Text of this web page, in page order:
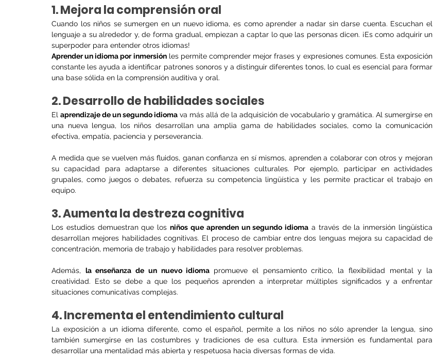
1. Mejora la comprensión oral
Cuando los niños se sumergen en un nuevo idioma, es como aprender a nadar sin darse cuenta. Escuchan el
lenguaje a su alrededor y, de forma gradual, empiezan a captar lo que las personas dicen. ¡Es como adquirir un
superpoder para entender otros idiomas!
Aprender un idioma por inmersión les permite comprender mejor frases y expresiones comunes. Esta exposición
constante les ayuda a identificar patrones sonoros y a distinguir diferentes tonos, lo cual es esencial para formar
una base sólida en la comprensión auditiva y oral.
2. Desarrollo de habilidades sociales
El aprendizaje de un segundo idioma va más allá de la adquisición de vocabulario y gramática. Al sumergirse en
una nueva lengua, los niños desarrollan una amplia gama de habilidades sociales, como la comunicación
efectiva, empatía, paciencia y perseverancia.
A medida que se vuelven más fluidos, ganan confianza en sí mismos, aprenden a colaborar con otros y mejoran
su capacidad para adaptarse a diferentes situaciones culturales. Por ejemplo, participar en actividades
grupales, como juegos o debates, refuerza su competencia lingüística y les permite practicar el trabajo en
equipo.
3. Aumenta la destreza cognitiva
Los estudios demuestran que los niños que aprenden un segundo idioma a través de la inmersión lingüística
desarrollan mejores habilidades cognitivas. El proceso de cambiar entre dos lenguas mejora su capacidad de
concentración, memoria de trabajo y habilidades para resolver problemas.
Además, la enseñanza de un nuevo idioma promueve el pensamiento crítico, la flexibilidad mental y la
creatividad. Esto se debe a que los pequeños aprenden a interpretar múltiples significados y a enfrentar
situaciones comunicativas complejas.
4. Incrementa el entendimiento cultural
La exposición a un idioma diferente, como el español, permite a los niños no sólo aprender la lengua, sino
también sumergirse en las costumbres y tradiciones de esa cultura. Esta inmersión es fundamental para
desarrollar una mentalidad más abierta y respetuosa hacia diversas formas de vida.